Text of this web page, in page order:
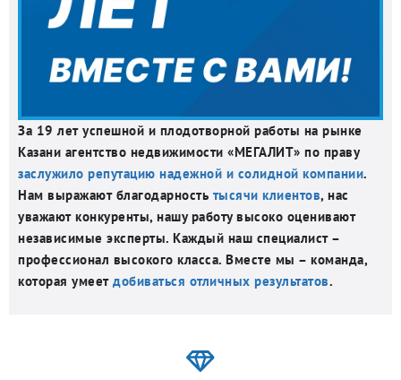
За 19 лет успешной и плодотворной работы на рынке
Казани агентство недвижимости «МЕГАЛИТ» по праву
заслужило репутацию надежной и солидной компании.
Нам выражают благодарность тысячи клиентов, нас
уважают конкуренты, нашу работу высоко оценивают
независимые эксперты. Каждый наш специалист –
профессионал высокого класса. Вместе мы – команда,
которая умеет добиваться отличных результатов.